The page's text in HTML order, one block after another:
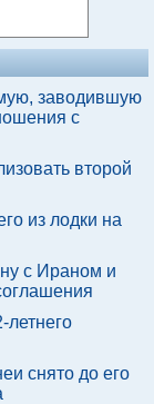
заводившую
с
второй
из лодки на
с Ираном и
летнего
снято до его